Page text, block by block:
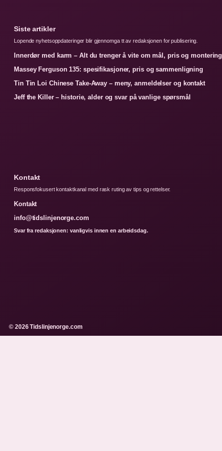
Siste artikler
Lopende nyhetsoppdateringer blir gjennomga tt av redaksjonen for publisering.
Innerdør med karm – Alt du trenger å vite om mål, pris og montering
Massey Ferguson 135: spesifikasjoner, pris og sammenligning
Tin Tin Loi Chinese Take-Away – meny, anmeldelser og kontakt
Jeff the Killer – historie, alder og svar på vanlige spørsmål
Kontakt
Responsfokusert kontaktkanal med rask ruting av tips og rettelser.
Kontakt
info@tidslinjenorge.com
Svar fra redaksjonen: vanligvis innen en arbeidsdag.
© 2026 Tidslinjenorge.com